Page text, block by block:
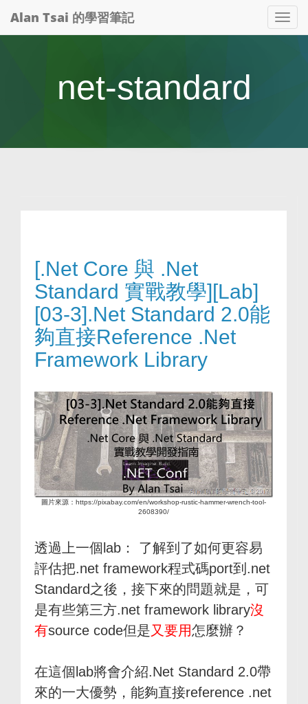
Alan Tsai 的學習筆記
net-standard
[.Net Core 與 .Net
Standard 實戰教學][Lab]
[03-3].Net Standard 2.0能
夠直接Reference .Net
Framework Library
圖片來源：https://pixabay.com/en/workshop-rustic-hammer-wrench-tool-
2608390/
透過上一個lab： 了解到了如何更容易
評估把.net framework程式碼port到.net
Standard之後，接下來的問題就是，可
是有些第三方.net framework library沒
有source code但是又要用怎麼辦？
在這個lab將會介紹.Net Standard 2.0帶
來的一大優勢，能夠直接reference .net